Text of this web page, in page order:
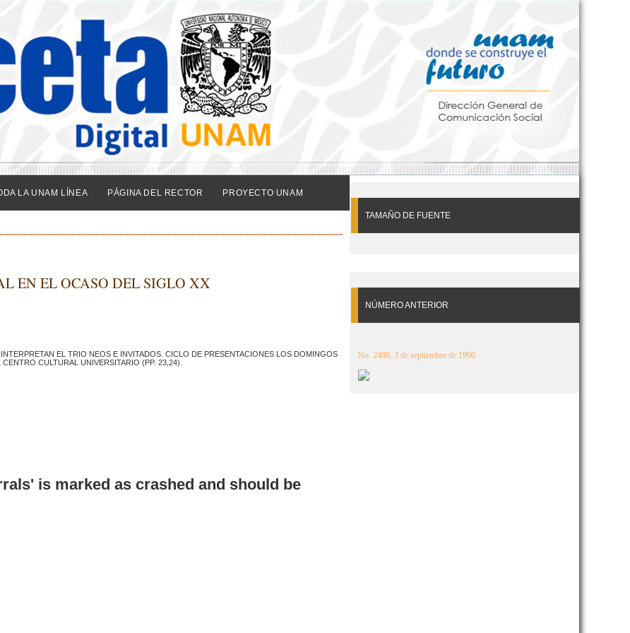
TAMAÑO DE FUENTE
NÚMERO ANTERIOR
No. 2498, 3 de septiembre de 1990
LA UNAM LÍNEA PÁGINA DEL RECTOR PROYECTO UNAM
EN EL OCASO DEL SIGLO XX
EL TRIO NEOS E INVITADOS. CICLO DE PRESENTACIONES LOS DOMINGOS
CULTURAL UNIVERSITARIO (PP. 23,24).
is marked as crashed and should be